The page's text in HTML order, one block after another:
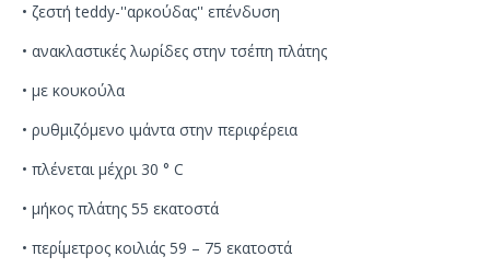
• ζεστή teddy-''αρκούδας'' επένδυση
• ανακλαστικές λωρίδες στην τσέπη πλάτης
• με κουκούλα
• ρυθμιζόμενο ιμάντα στην περιφέρεια
• πλένεται μέχρι 30 ° C
• μήκος πλάτης 55 εκατοστά
• περίμετρος κοιλιάς 59 – 75 εκατοστά